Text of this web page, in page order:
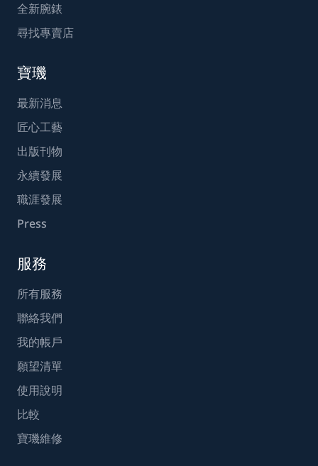
全新腕錶
尋找專賣店
寶璣
最新消息
匠心工藝
出版刊物
永續發展
職涯發展
Press
服務
所有服務
聯絡我們
我的帳戶
願望清單
使用說明
比較
寶璣維修